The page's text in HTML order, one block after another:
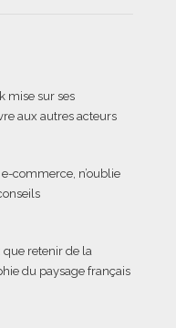
mise sur ses
aux autres acteurs
commerce, n’oublie
que retenir de la
du paysage français